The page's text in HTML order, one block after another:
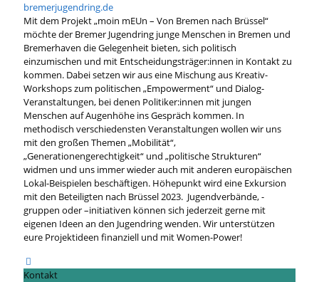
bremerjugendring.de
Mit dem Projekt „moin mEUn – Von Bremen nach Brüssel“
möchte der Bremer Jugendring junge Menschen in Bremen und
Bremerhaven die Gelegenheit bieten, sich politisch
einzumischen und mit Entscheidungsträger:innen in Kontakt zu
kommen. Dabei setzen wir aus eine Mischung aus Kreativ-
Workshops zum politischen „Empowerment“ und Dialog-
Veranstaltungen, bei denen Politiker:innen mit jungen
Menschen auf Augenhöhe ins Gespräch kommen. In
methodisch verschiedensten Veranstaltungen wollen wir uns
mit den großen Themen „Mobilität“,
„Generationengerechtigkeit“ und „politische Strukturen“
widmen und uns immer wieder auch mit anderen europäischen
Lokal-Beispielen beschäftigen. Höhepunkt wird eine Exkursion
mit den Beteiligten nach Brüssel 2023. Jugendverbände, -
gruppen oder –initiativen können sich jederzeit gerne mit
eigenen Ideen an den Jugendring wenden. Wir unterstützen
eure Projektideen finanziell und mit Women-Power!
Kontakt